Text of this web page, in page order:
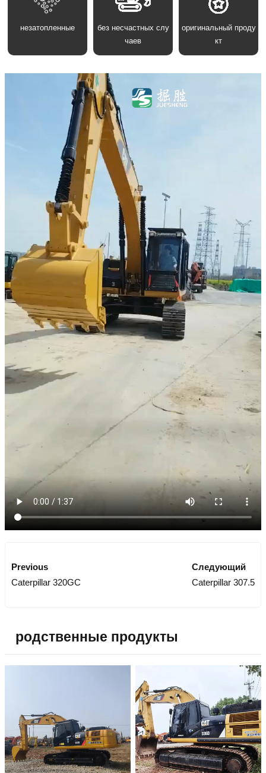
незатопленные
без несчастных слу
чаев
оригинальный проду
кт
Previous
Caterpillar 320GC
Следующий
Caterpillar 307.5
родственные продукты